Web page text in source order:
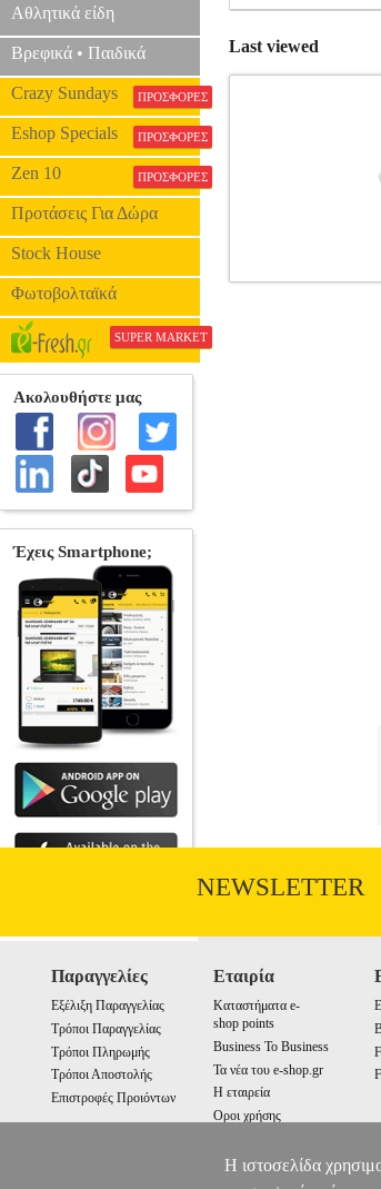
Αθλητικά είδη
Βρεφικά • Παιδικά
Crazy Sundays ΠΡΟΣΦΟΡΕΣ
Eshop Specials ΠΡΟΣΦΟΡΕΣ
Zen 10 ΠΡΟΣΦΟΡΕΣ
Προτάσεις Για Δώρα
Stock House
Φωτοβολταϊκά
SUPER MARKET
Last viewed
NEWSLETTER
Παραγγελίες
Εξέλιξη Παραγγελίας
Τρόποι Παραγγελίας
Τρόποι Πληρωμής
Τρόποι Αποστολής
Επιστροφές Προιόντων
Εταιρία
Καταστήματα e-
shop points
Business To Business
Τα νέα του e-shop.gr
Η εταιρεία
Οροι χρήσης
Η ιστοσελίδα